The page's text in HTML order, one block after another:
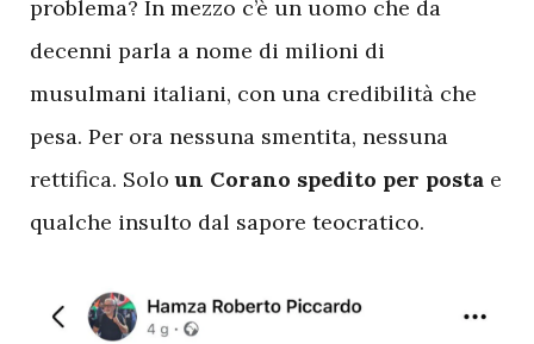
problema? In mezzo c’è un uomo che da
decenni parla a nome di milioni di
musulmani italiani, con una credibilità che
pesa. Per ora nessuna smentita, nessuna
rettifica. Solo un Corano spedito per posta e
qualche insulto dal sapore teocratico.